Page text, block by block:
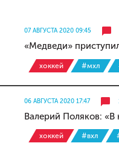
07 АВГУСТА 2020 09:45
«Медведи»
хоккей #мхл
06 АВГУСТА 2020 17:47
Валерий Поляков: «В
хоккей #вхл